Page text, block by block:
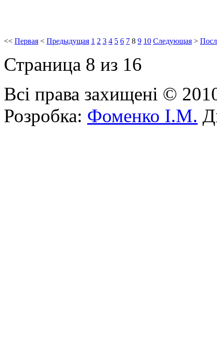
<< Первая < Предыдущая 1 2 3 4 5 6 7 8 9 10 Следующая >
Страница 8 из 16
Всі права захищені ©
Розробка: Фоменко І.М.